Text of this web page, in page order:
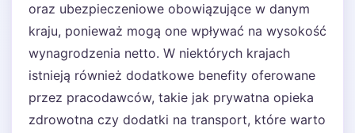
oraz ubezpieczeniowe obowiązujące w danym
kraju, ponieważ mogą one wpływać na wysokość
wynagrodzenia netto. W niektórych krajach
istnieją również dodatkowe benefity oferowane
przez pracodawców, takie jak prywatna opieka
zdrowotna czy dodatki na transport, które warto